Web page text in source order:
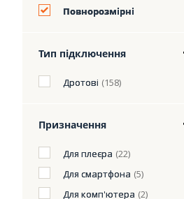
Повнорозмірні
Тип підключення
Дротові (158)
Призначення
Для плеєра (22)
Для смартфона (5)
Для комп'ютера (2)